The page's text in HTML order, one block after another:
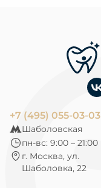
+7 (495) 055-03-03
Шаболовская
пн-вс: 9:00 – 21:00
г. Москва, ул.
Шаболовка, 22